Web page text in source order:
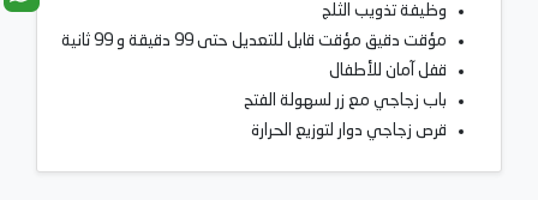
وظيفة تذويب الثلج
مؤقت دقيق مؤقت قابل للتعديل حتى 99 دقيقة و 99 ثانية
قفل آمان للأطفال
باب زجاجي مع زر لسهولة الفتح
قرص زجاجي دوار لتوزيع الحرارة